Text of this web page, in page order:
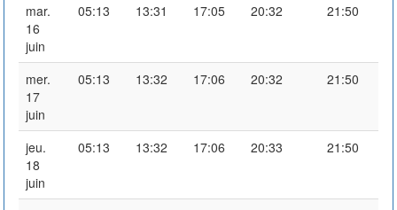
mar.
16
juin
05:13 13:31 17:05 20:32 21:50
mer.
17
juin
05:13 13:32 17:06 20:32 21:50
jeu.
18
juin
05:13 13:32 17:06 20:33 21:50